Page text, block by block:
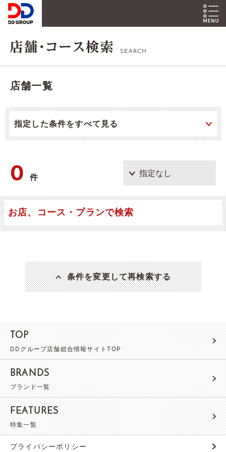
SEARCH
店舗一覧
指定した条件をすべて見る
0件
お店、コース・プランで検索
条件を変更して再検索する
TOP
DDグループ店舗総合情報サイトTOP
BRANDS
ブランド一覧
FEATURES
特集一覧
プライバシーポリシー